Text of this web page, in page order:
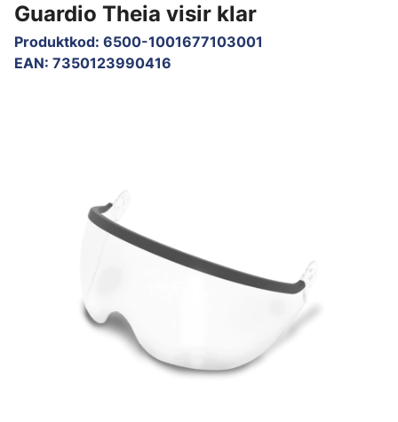
Guardio Theia visir klar
Produktkod: 6500-1001677103001
EAN: 7350123990416